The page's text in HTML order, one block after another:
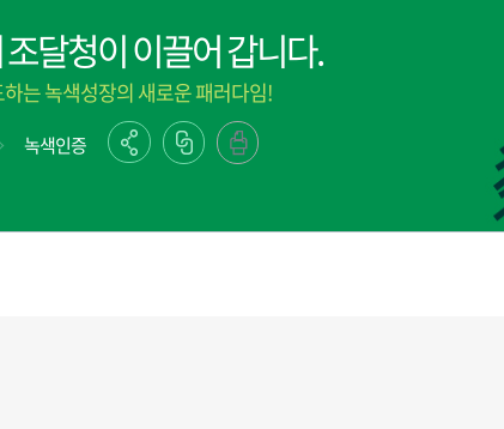
달청이 이끌어 갑니다.
는 녹색성장의 새로운 패러다임!
녹색인증